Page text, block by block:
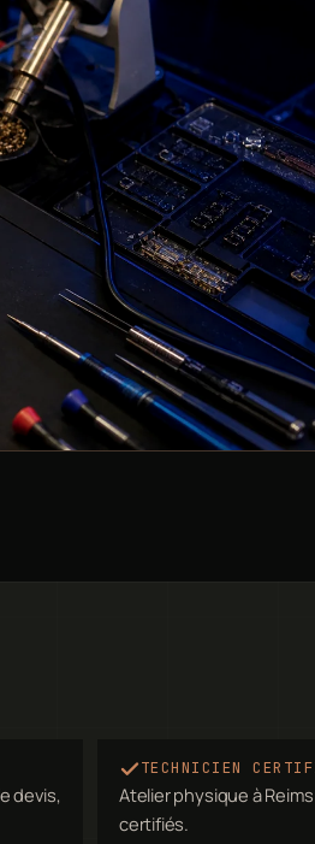
devis,
TECHNICIEN
Atelier physique à
certifiés.